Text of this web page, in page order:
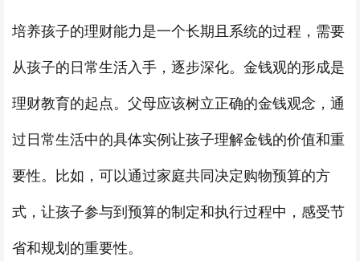
培养孩子的理财能力是一个长期且系统的过程，需要
从孩子的日常生活入手，逐步深化。金钱观的形成是
理财教育的起点。父母应该树立正确的金钱观念，通
过日常生活中的具体实例让孩子理解金钱的价值和重
要性。比如，可以通过家庭共同决定购物预算的方
式，让孩子参与到预算的制定和执行过程中，感受节
省和规划的重要性。